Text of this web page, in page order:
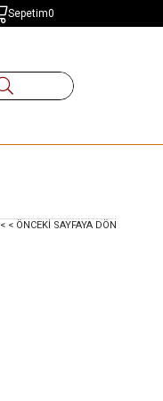
Sepetim0
< < ÖNCEKI SAYFAYA DÖN